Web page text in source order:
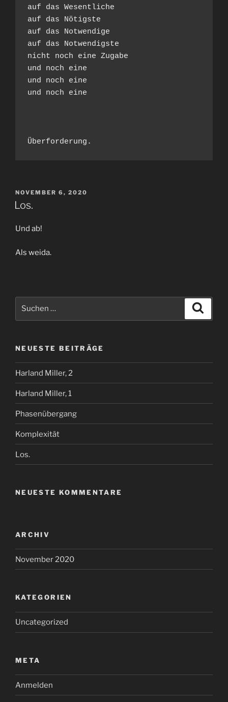
auf das Wesentliche
auf das Nötigste
auf das Notwendige
auf das Notwendigste
nicht noch eine Zugabe
und noch eine
und noch eine
und noch eine
Überforderung.
VERÖFFENTLICHT
AM
NOVEMBER 6, 2020
Los.
Und ab!
Als weida.
NEUESTE BEITRÄGE
Harland Miller, 2
Harland Miller, 1
Phasenübergang
Komplexität
Los.
NEUESTE KOMMENTARE
ARCHIV
November 2020
KATEGORIEN
Uncategorized
META
Anmelden